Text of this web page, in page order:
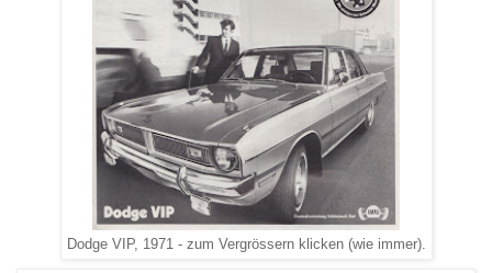
Dodge VIP, 1971 - zum Vergrössern klicken (wie immer).